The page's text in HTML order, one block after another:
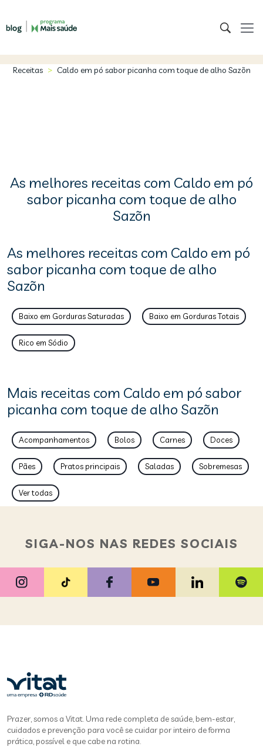
Receitas > Caldo em pó sabor picanha com toque de alho Sazõn
As melhores receitas com Caldo em pó
sabor picanha com toque de alho
Sazõn
As melhores receitas com Caldo em pó
sabor picanha com toque de alho
Sazõn
Baixo em Gorduras Saturadas Baixo em Gorduras Totais
Rico em Sódio
Mais receitas com Caldo em pó sabor
picanha com toque de alho Sazõn
Acompanhamentos Bolos Carnes Doces
Pães Pratos principais Saladas Sobremesas
Ver todas
SIGA-NOS NAS REDES SOCIAIS
Prazer, somos a Vitat. Uma rede completa de saúde, bem-estar,
cuidados e prevenção para você se cuidar por inteiro de forma
prática, possível e que cabe na rotina.